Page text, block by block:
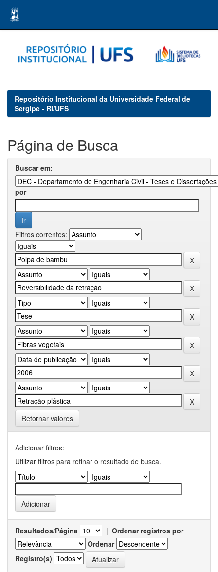
navigation
Repositório Institucional da Universidade Federal de
Sergipe - RI/UFS
Página de Busca
Buscar em:
por
Filtros correntes:
Retornar valores
Adicionar filtros:
Utilizar filtros para refinar o resultado de busca.
Resultados/Página | Ordenar registros por
Ordenar
Registro(s)